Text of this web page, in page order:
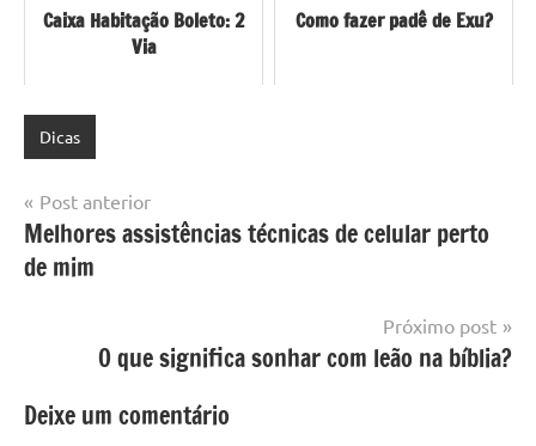
Caixa Habitação Boleto: 2
Via
Como fazer padê de Exu?
Dicas
Navegação
de
Post
Post anterior
Melhores assistências técnicas de celular perto
de mim
Próximo post
O que significa sonhar com leão na bíblia?
Deixe um comentário